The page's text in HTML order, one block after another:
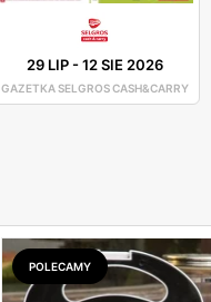
29 LIP-12 SIE 2026
GAZETKA SELGROS CASH&CARRY
POLECAMY